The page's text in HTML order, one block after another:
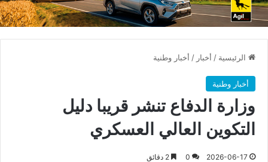
الرئيسية / أخبار / أخبار وطنية
أخبار وطنية
وزارة الدفاع تنشر قريبا دليل
التكوين العالي العسكري
2026-06-17
0